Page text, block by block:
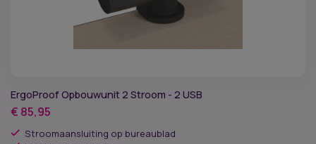
ErgoProof Opbouwunit 2 Stroom - 2 USB
€ 85,95
Stroomaansluiting op bureaublad